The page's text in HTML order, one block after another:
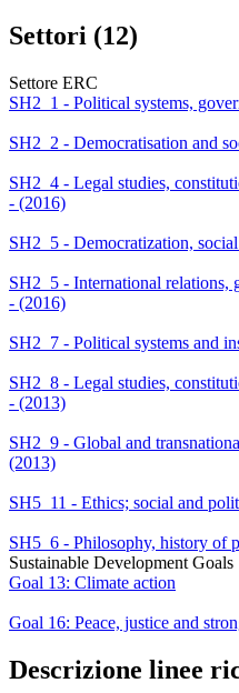
Settori (12)
Settore ERC
SH2_1 - Political systems,
SH2_2 - Democratisation and
SH2_4 - Legal studies,
- (2016)
SH2_5 - Democratization,
SH2_5 - International relations,
- (2016)
SH2_7 - Political systems and
SH2_8 - Legal studies,
- (2013)
SH2_9 - Global and
(2013)
SH5_11 - Ethics; social and
SH5_6 - Philosophy, history of
Sustainable Development Goals
Goal 13: Climate action
Goal 16: Peace, justice and
Descrizione linee